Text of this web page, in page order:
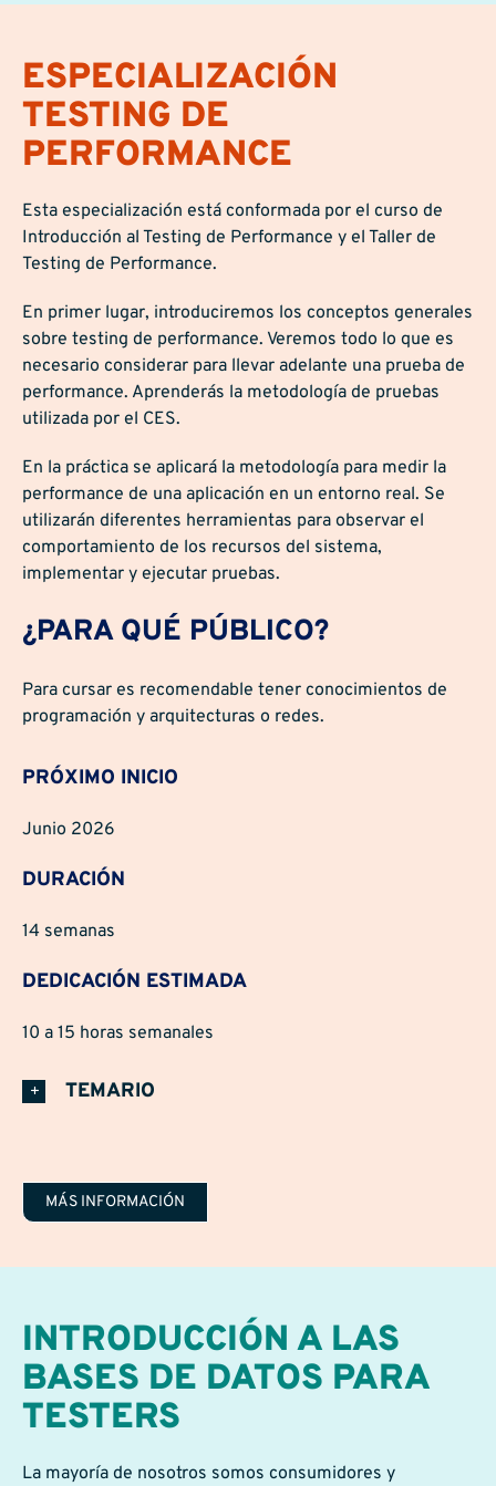
ESPECIALIZACIÓN
TESTING DE
PERFORMANCE
Esta especialización está conformada por el curso de
Introducción al Testing de Performance y el Taller de
Testing de Performance.
En primer lugar, introduciremos los conceptos generales
sobre testing de performance. Veremos todo lo que es
necesario considerar para llevar adelante una prueba de
performance. Aprenderás la metodología de pruebas
utilizada por el CES.
En la práctica se aplicará la metodología para medir la
performance de una aplicación en un entorno real. Se
utilizarán diferentes herramientas para observar el
comportamiento de los recursos del sistema,
implementar y ejecutar pruebas.
¿PARA QUÉ PÚBLICO?
Para cursar es recomendable tener conocimientos de
programación y arquitecturas o redes.
PRÓXIMO INICIO
Junio 2026
DURACIÓN
14 semanas
DEDICACIÓN ESTIMADA
10 a 15 horas semanales
TEMARIO
MÁS INFORMACIÓN
INTRODUCCIÓN A LAS
BASES DE DATOS PARA
TESTERS
La mayoría de nosotros somos consumidores y